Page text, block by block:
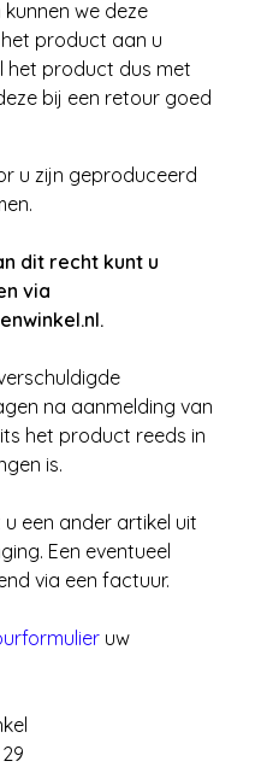
we deze
product aan u
het product dus met
bij een retour goed
u zijn geproduceerd
dit recht kunt u
via
.
na aanmelding van
het product reeds in
is.
een ander artikel uit
Een eventueel
via een factuur.
uw